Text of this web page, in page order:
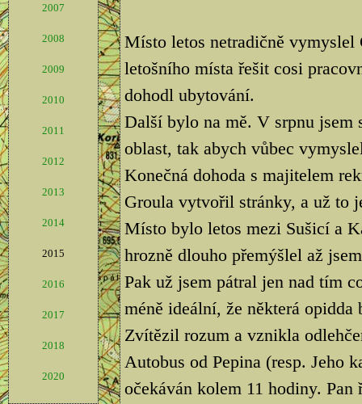
2007
2008
2009
2010
2011
2012
2013
2014
2015
2016
2017
2018
2020
Místo letos netradičně
letošního místa řešit cosi
dohodl ubytování.
Další bylo na mě. V srpnu jsem
oblast, tak abych vůbec
Konečná dohoda s majitelem
Groula vytvořil stránky, a už to
Místo bylo letos mezi Sušicí a
hrozně dlouho přemýšlel až
Pak už jsem pátral jen nad tím
méně ideální, že některá
Zvítězil rozum a vznikla
Autobus od Pepina (resp. Jeho
očekáván kolem 11 hodiny.